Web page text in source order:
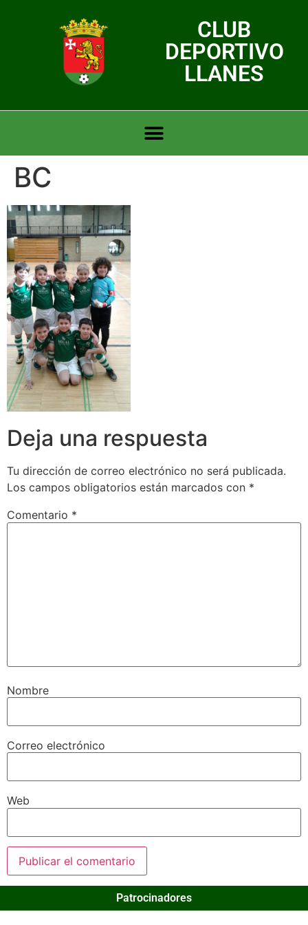
CLUB
DEPORTIVO
LLANES
BC
Deja una respuesta
Tu dirección de correo electrónico no será publicada.
Los campos obligatorios están marcados con *
Comentario *
Nombre
Correo electrónico
Web
Patrocinadores